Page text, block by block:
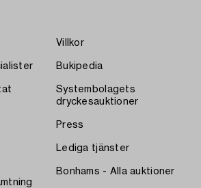
Villkor
Bukipedia
Systembolagets
dryckesauktioner
Press
Lediga tjänster
Bonhams - Alla auktioner